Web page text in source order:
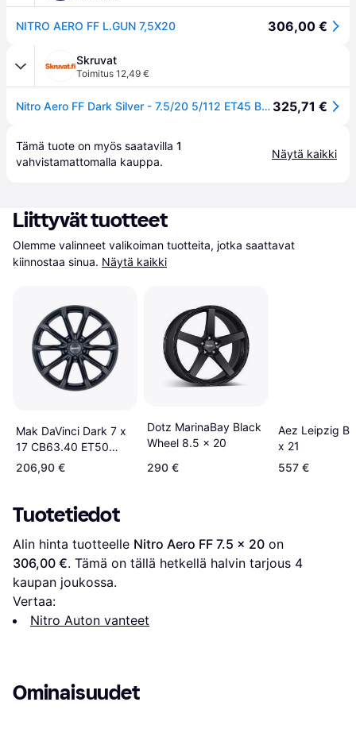
NITRO AERO FF L.GUN 7,5X20 306,00 €
Skruvat
Toimitus 12,49 €
Nitro Aero FF Dark Silver - 7.5/20 5/112 ET45 B57.1 325,71 €
Tämä tuote on myös saatavilla 1
vahvistamattomalla kauppa.
Näytä kaikki
Liittyvät tuotteet
Olemme valinneet valikoiman tuotteita, jotka saattavat
kiinnostaa sinua. Näytä kaikki
Mak DaVinci Dark 7 x
17 CB63.40 ET50
5/108
206,90 €
Dotz MarinaBay Black
Wheel 8.5 x 20
290 €
Aez Leipzig
x 21
557 €
Tuotetiedot
Alin hinta tuotteelle Nitro Aero FF 7.5 x 20
306,00 €. Tämä on tällä hetkellä halvin tarjous 4
kaupan joukossa.
Vertaa:
Nitro Auton vanteet
Ominaisuudet